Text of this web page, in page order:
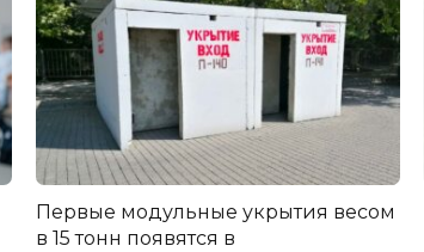
Первые модульные укрытия весом
в 15 тонн появятся в